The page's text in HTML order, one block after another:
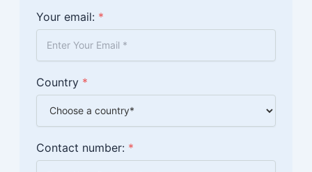
Your email: *
Country *
Contact number: *